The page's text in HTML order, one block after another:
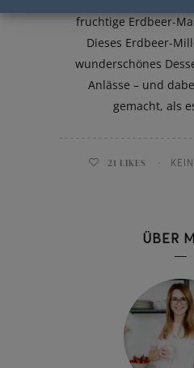
fruchtige Erdbeer-
Dieses Erdbeer-
wunderschönes
Anlässe – und
gemacht, als
21 LIKES
ÜBER